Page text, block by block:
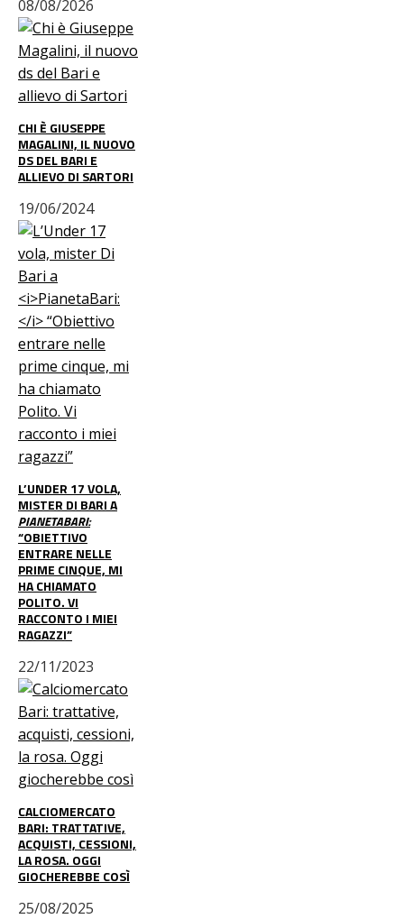
08/08/2026
CHI È GIUSEPPE
MAGALINI, IL NUOVO
DS DEL BARI E
ALLIEVO DI SARTORI
19/06/2024
L’UNDER 17 VOLA,
MISTER DI BARI A
PIANETABARI:
“OBIETTIVO
ENTRARE NELLE
PRIME CINQUE, MI
HA CHIAMATO
POLITO. VI
RACCONTO I MIEI
RAGAZZI”
22/11/2023
CALCIOMERCATO
BARI: TRATTATIVE,
ACQUISTI, CESSIONI,
LA ROSA. OGGI
GIOCHEREBBE COSÌ
25/08/2025